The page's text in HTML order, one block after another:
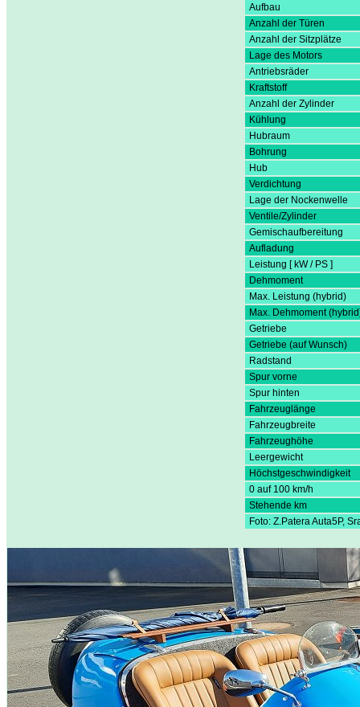
Aufbau
Anzahl der Türen
Anzahl der Sitzplätze
Lage des Motors
Antriebsräder
Kraftstoff
Anzahl der Zylinder
Kühlung
Hubraum
Bohrung
Hub
Verdichtung
Lage der Nockenwelle
Ventile/Zylinder
Gemischaufbereitung
Aufladung
Leistung [ kW / PS ]
Dehmoment
Max. Leistung (hybrid)
Max. Dehmoment
Getriebe
Getriebe (auf Wunsch)
Radstand
Spur vorne
Spur hinten
Fahrzeuglänge
Fahrzeugbreite
Fahrzeughöhe
Leergewicht
Höchstgeschwindigkeit
0 auf 100 km/h
Stehende km
Foto: Z.Patera Auta5P,